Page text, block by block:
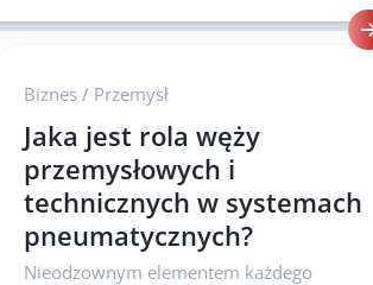
programów
afiliacyjnych
Biznes/ Przemysł
Jaka jest rola węży
przemysłowych i
technicznych w systemach
pneumatycznych?
Nieodzownym elementem każdego